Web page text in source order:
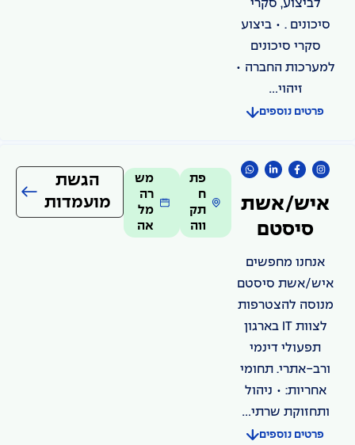
לביצוע, סקרי
סיכונים . • ביצוע
סקרי סיכונים
למערכות החברה •
זיהוי...
פרטים נוספים
איש/אשת
סיסטם
אנחנו מחפשים
איש/אשת סיסטם
מנוסה להצטרפות
לצוות IT בארגון
תפעולי דינמי
ורב-אתרי. תחומי
אחריות: • ניהול
ותחזוקת שרתי...
פרטים נוספים
פת
ח
תק
ווה
מש
רה
מל
אה
הגשת
מועמדות